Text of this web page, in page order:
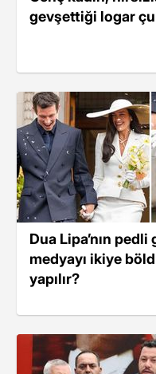
gevşettiği logar
Dua Lipa’nın
medyayı ikiye
yapılır?